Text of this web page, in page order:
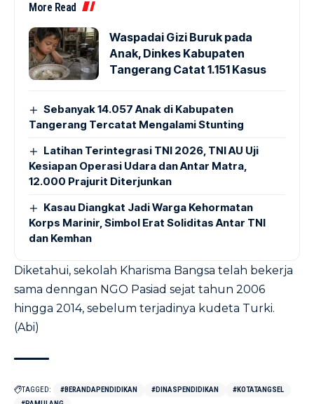
More Read
Waspadai Gizi Buruk pada
Anak, Dinkes Kabupaten
Tangerang Catat 1.151 Kasus
Sebanyak 14.057 Anak di Kabupaten
Tangerang Tercatat Mengalami Stunting
Latihan Terintegrasi TNI 2026, TNI AU Uji
Kesiapan Operasi Udara dan Antar Matra,
12.000 Prajurit Diterjunkan
Kasau Diangkat Jadi Warga Kehormatan
Korps Marinir, Simbol Erat Soliditas Antar TNI
dan Kemhan
Diketahui, sekolah Kharisma Bangsa telah bekerja
sama denngan NGO Pasiad sejat tahun 2006
hingga 2014, sebelum terjadinya kudeta Turki.
(Abi)
TAGGED: #BERANDAPENDIDIKAN #DINASPENDIDIKAN
#KOTATANGSEL